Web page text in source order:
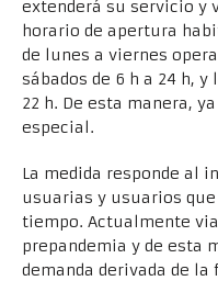
extenderá su servicio y
horario de apertura
de lunes a viernes
sábados de 6 h a 24 h,
22 h. De esta manera,
especial.
La medida responde al
usuarias y usuarios
tiempo. Actualmente
prepandemia y de esta
demanda derivada de